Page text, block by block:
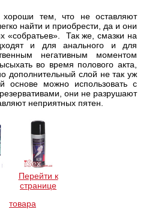
тем, что не оставляют
найти и приобрести, да и они
«собратьев». Так же, смазки на
и для анального и для
негативным моментом
во время полового акта,
дополнительный слой не так уж
основе можно использовать с
они не разрушают
неприятных пятен.
Перейти к
странице
товара